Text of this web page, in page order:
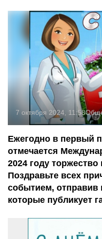
7 октября 2024, 11:58
Ежегодно в первый
отмечается
2024 году
Поздравьте всех
событием, отправив
которые публикует